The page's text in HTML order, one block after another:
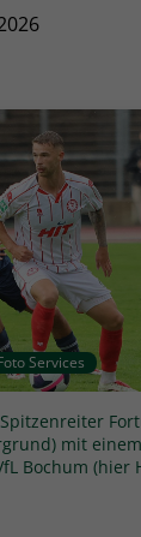
Services
mit
Bochum (hier